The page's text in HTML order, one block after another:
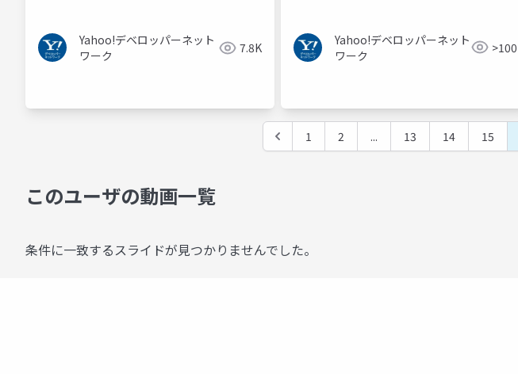
Yahoo!デベロッパーネット
ワーク
7.8K
Yahoo!デベロッパーネット
ワーク
>100
1 2 ... 13 14 15
このユーザの動画一覧
条件に一致するスライドが見つかりませんでした。